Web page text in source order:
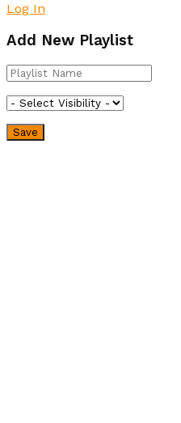
Log In
Add New Playlist